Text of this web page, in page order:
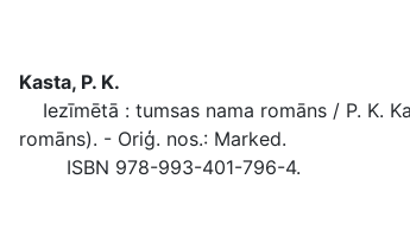
Kasta, P. K.
Iezīmētā : tumsas nama romāns / P. K.
romāns). - Oriģ. nos.: Marked.
ISBN 978-993-401-796-4.